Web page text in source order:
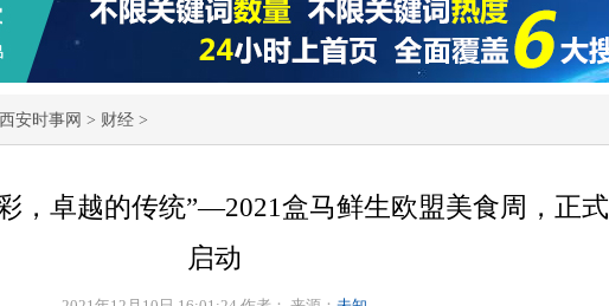
西安时事网 > 财经 >
，卓越的传统”—2021盒马鲜生欧盟美食周，正式
启动